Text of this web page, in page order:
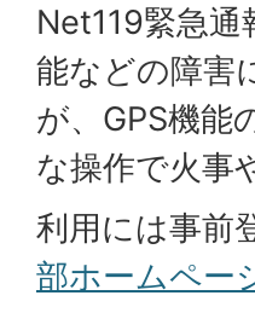
Net119緊急
能などの障害
が、GPS機能
な操作で火事
利用には事前
部ホームペー